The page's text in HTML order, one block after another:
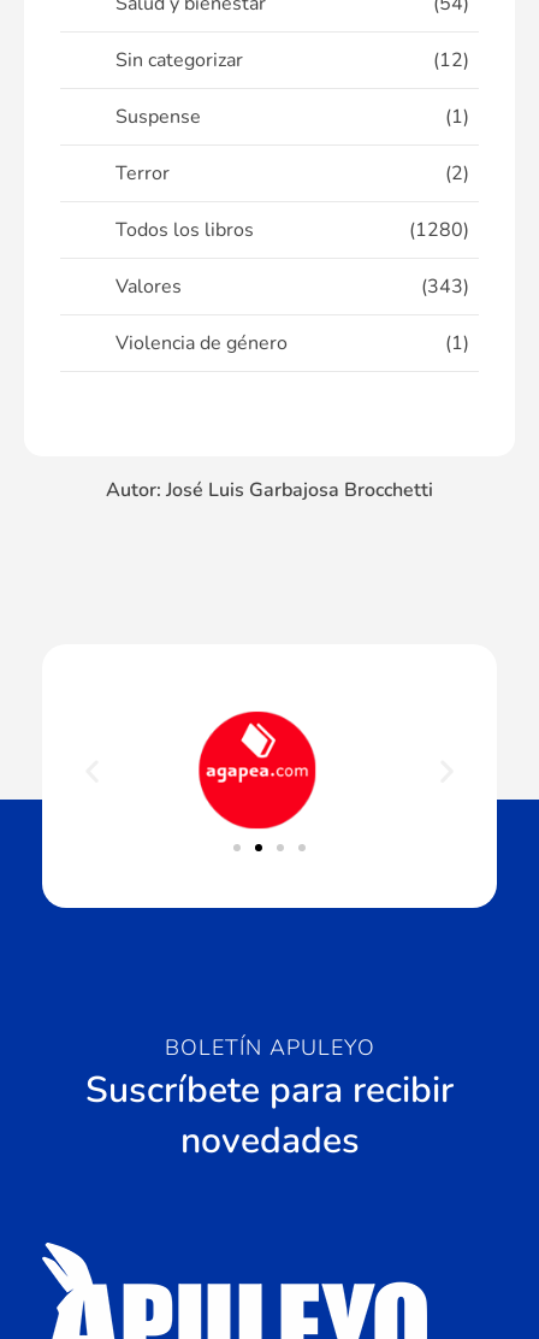
Sin categorizar (12)
Suspense (1)
Terror (2)
Todos los libros (1280)
Valores (343)
Violencia de género (1)
Autor: José Luis Garbajosa Brocchetti
BOLETÍN APULEYO
Suscríbete para recibir
novedades